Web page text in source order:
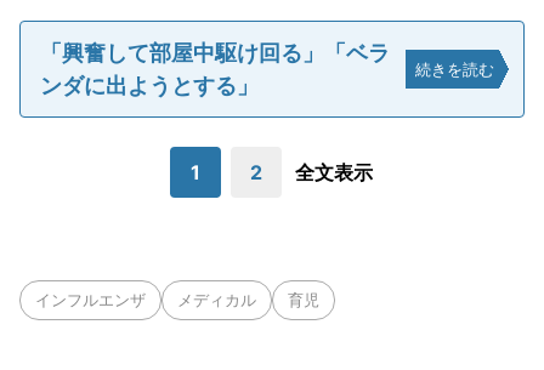
「興奮して部屋中駆け回る」「ベラ
ンダに出ようとする」
続きを読む
1 2 全文表示
インフルエンザ メディカル 育児